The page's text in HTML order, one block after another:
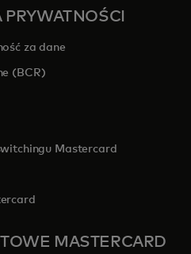
PRYWATNOŚCI
za dane
(BCR)
in a new tab
Mastercard
MASTERCARD